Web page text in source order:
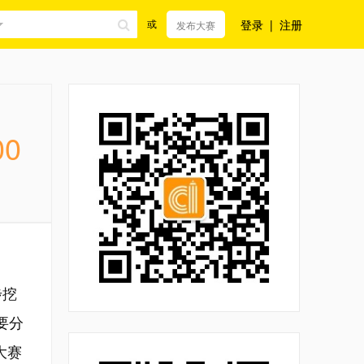
或 发布大赛 登录 | 注册
分
赛